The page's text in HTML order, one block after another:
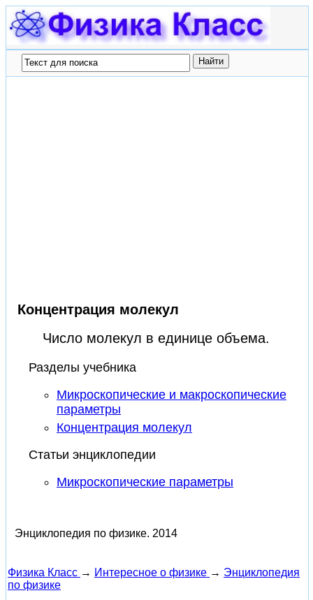
Концентрация молекул
Число молекул в единице объема.
Разделы учебника
Микроскопические и макроскопические
параметры
Концентрация молекул
Статьи энциклопедии
Микроскопические параметры
Энциклопедия по физике. 2014
Физика Класс → Интересное о физике → Энциклопедия
по физике